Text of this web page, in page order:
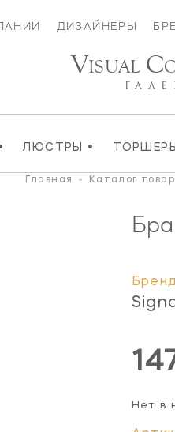
ДИЗАЙНЕРЫ
ЛЮСТРЫ •
VISUAL C
Главная - Каталог
Нет в